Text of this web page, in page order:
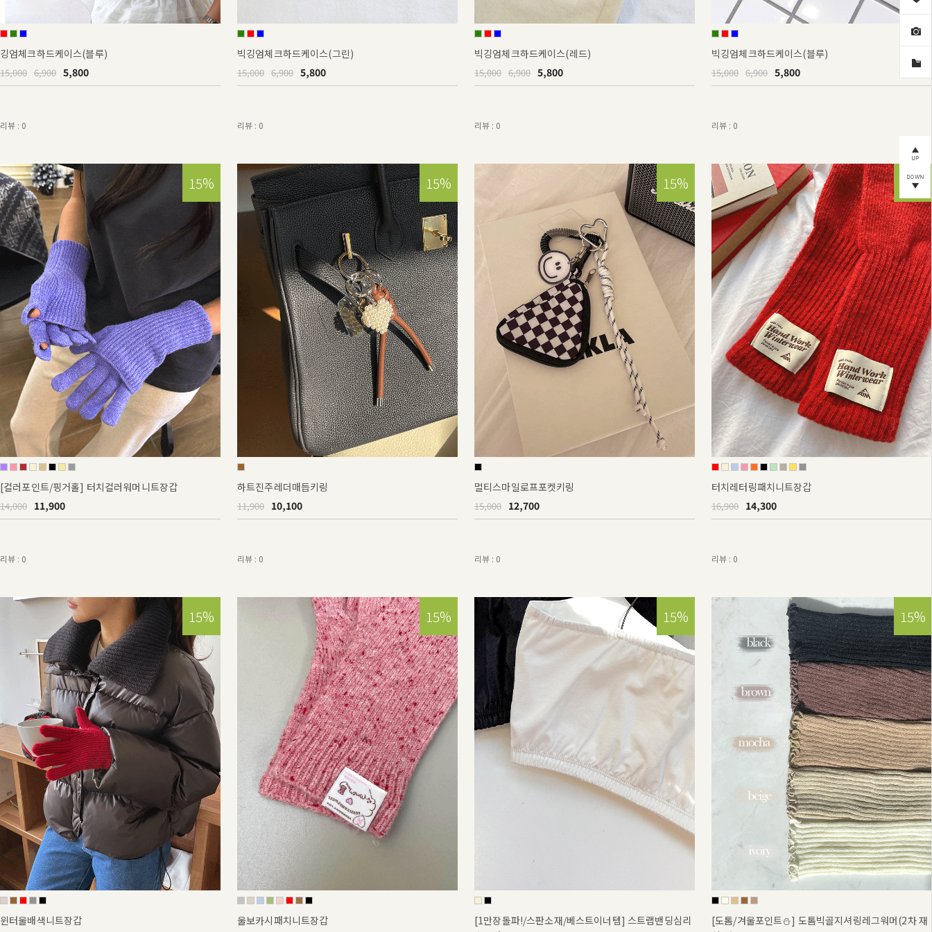
깅엄체크하드케이스(블루)
15,000 6,900 5,800
리뷰 : 0
빅깅엄체크하드케이스(그린)
15,000 6,900 5,800
리뷰 : 0
빅깅엄체크하드케이스(레드)
15,000 6,900 5,800
리뷰 : 0
빅깅엄체크하드케이스(블루)
15,000 6,900 5,800
리뷰 : 0
15%
[컬러포인트/핑거홀] 터치컬러워머니트장갑
14,000 11,900
리뷰 : 0
15%
하트진주레더매듭키링
11,900 10,100
리뷰 : 0
15%
멀티스마일로프포켓키링
15,000 12,700
리뷰 : 0
15%
터치레터링패치니트장갑
16,900 14,300
리뷰 : 0
15%
윈터울배색니트장갑
15%
울보카시패치니트장갑
15%
[1만장돌파!/스판소재/베스트이너템] 스트랩밴딩심리
15%
[도톰/겨울포인트⛄] 도톰빅골지셔링레그워머(2차 재